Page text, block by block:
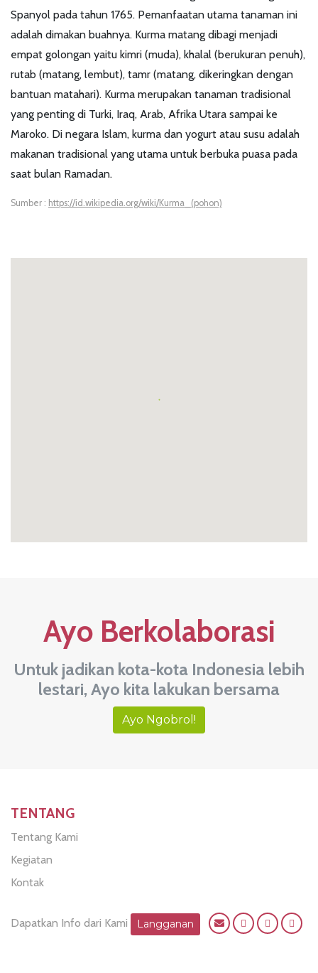
Spanyol pada tahun 1765. Pemanfaatan utama tanaman ini
adalah dimakan buahnya. Kurma matang dibagi menjadi
empat golongan yaitu kimri (muda), khalal (berukuran penuh),
rutab (matang, lembut), tamr (matang, dikeringkan dengan
bantuan matahari). Kurma merupakan tanaman tradisional
yang penting di Turki, Iraq, Arab, Afrika Utara sampai ke
Maroko. Di negara Islam, kurma dan yogurt atau susu adalah
makanan tradisional yang utama untuk berbuka puasa pada
saat bulan Ramadan.
Sumber : https://id.wikipedia.org/wiki/Kurma_(pohon)
Ayo Berkolaborasi
Untuk jadikan kota-kota Indonesia lebih
lestari, Ayo kita lakukan bersama
Ayo Ngobrol!
TENTANG
Tentang Kami
Kegiatan
Kontak
Dapatkan Info dari Kami Langganan